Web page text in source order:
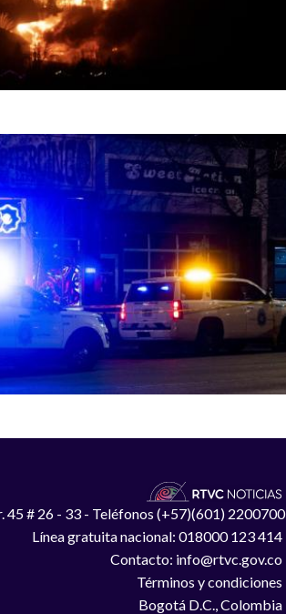
45 # 26 - 33 - Teléfonos (+57)(601) 2200700
Línea gratuita nacional: 018000 123 414
Contacto: info@rtvc.gov.co
Términos y condiciones
Bogotá D.C., Colombia